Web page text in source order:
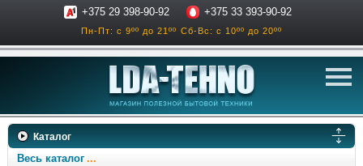
+375 29 398-90-92 +375 33 393-90-92
Пн-Пт: с 9ºº до 21ºº Сб-Вс: с 10ºº до 20ºº
телевизоры
Каталог
Весь каталог